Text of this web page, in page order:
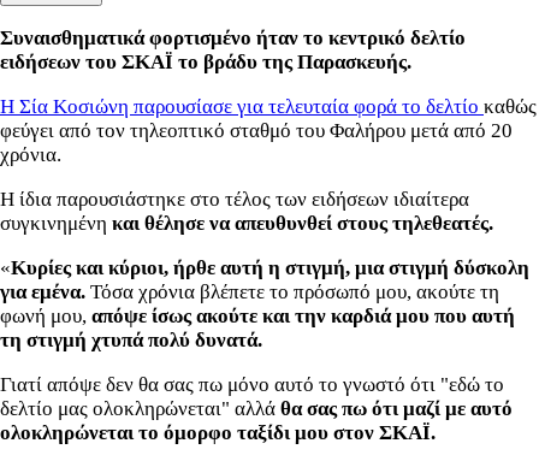
Συναισθηματικά φορτισμένο ήταν το κεντρικό δελτίο
ειδήσεων του ΣΚΑΪ το βράδυ της Παρασκευής.
Η Σία Κοσιώνη παρουσίασε για τελευταία φορά το δελτίο καθώς
φεύγει από τον τηλεοπτικό σταθμό του Φαλήρου μετά από 20
χρόνια.
Η ίδια παρουσιάστηκε στο τέλος των ειδήσεων ιδιαίτερα
συγκινημένη και θέλησε να απευθυνθεί στους τηλεθεατές.
«Κυρίες και κύριοι, ήρθε αυτή η στιγμή, μια στιγμή δύσκολη
για εμένα. Τόσα χρόνια βλέπετε το πρόσωπό μου, ακούτε τη
φωνή μου, απόψε ίσως ακούτε και την καρδιά μου που αυτή
τη στιγμή χτυπά πολύ δυνατά.
Γιατί απόψε δεν θα σας πω μόνο αυτό το γνωστό ότι "εδώ το
δελτίο μας ολοκληρώνεται" αλλά θα σας πω ότι μαζί με αυτό
ολοκληρώνεται το όμορφο ταξίδι μου στον ΣΚΑΪ.